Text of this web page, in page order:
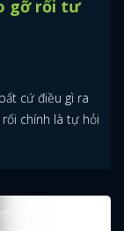
gỡ rối tư
cứ điều gì ra
chính là tự hỏi